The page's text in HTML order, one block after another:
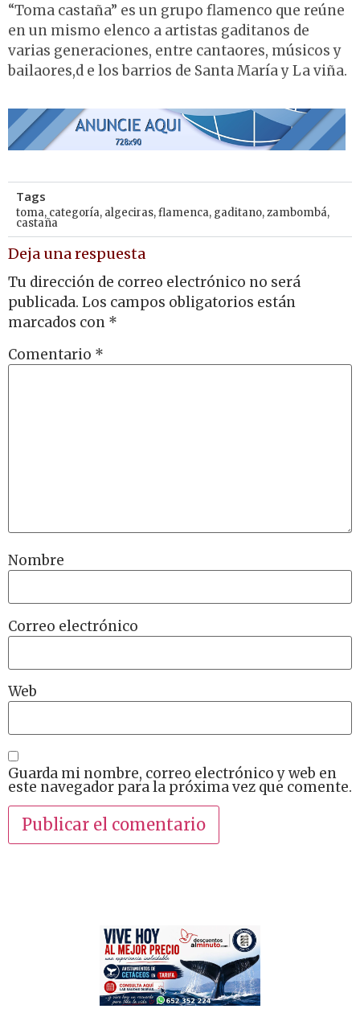
“Toma castaña” es un grupo flamenco que reúne
en un mismo elenco a artistas gaditanos de
varias generaciones, entre cantaores, músicos y
bailaores,d e los barrios de Santa María y La viña.
Tags
toma, categoría, algeciras,flamenca, gaditano,zambombá,
castaña
Deja una respuesta
Tu dirección de correo electrónico no será
publicada. Los campos obligatorios están
marcados con *
Comentario *
Nombre
Correo electrónico
Web
Guarda mi nombre, correo electrónico y web en
este navegador para la próxima vez que comente.